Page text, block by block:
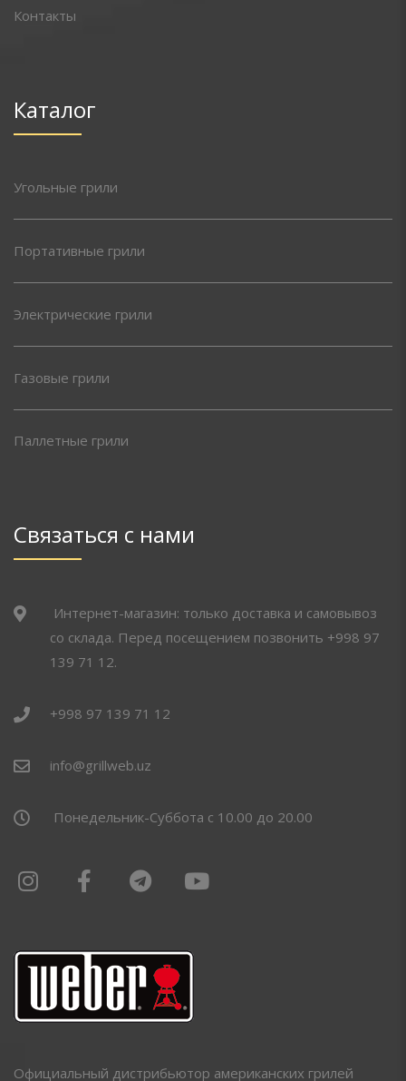
Контакты
Каталог
Угольные грили
Портативные грили
Электрические грили
Газовые грили
Паллетные грили
Связаться с нами
Интернет-магазин: только доставка и самовывоз
со склада. Перед посещением позвонить +998 97
139 71 12.
+998 97 139 71 12
info@grillweb.uz
Понедельник-Суббота с 10.00 до 20.00
Официальный дистрибьютор американских грилей